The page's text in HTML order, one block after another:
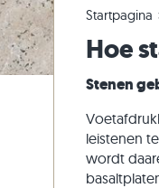
Kwartsiet tegels
Marmer tegels
Antieke tegels
Kalksteen tuintegels
Marmer tuintegels
Kwartsiet terrastegels
Bestelling wijzigen of annuleren
Voorbeeldverzending
Levering & transport
Panoramische tour
Tuinontwerp
Leefstijlen
Startpagina
Hoe
Stenen
leistenen
wordt